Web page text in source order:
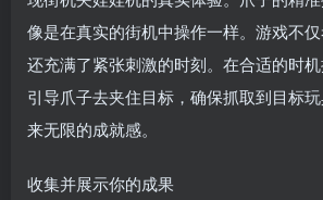
像是在真实的街机中操作一样。游戏不仅
还充满了紧张刺激的时刻。在合适的时
引导爪子去夹住目标，确保抓取到目标
来无限的成就感。
收集并展示你的成果